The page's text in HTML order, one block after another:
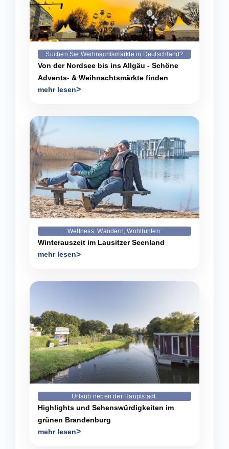
Suchen Sie Weihnachtsmärkte in Deutschland?
Von der Nordsee bis ins Allgäu - Schöne
Advents- & Weihnachtsmärkte finden
mehr lesen
Wellness, Wandern, Wohlfühlen:
Winterauszeit im Lausitzer Seenland
mehr lesen
Urlaub neben der Hauptstadt:
Highlights und Sehenswürdigkeiten im
grünen Brandenburg
mehr lesen